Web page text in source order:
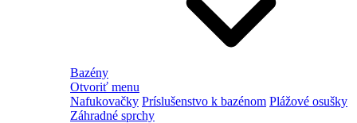
Bazény
Otvoriť menu
Nafukovačky Príslušenstvo k bazénom Plážové osušky
Záhradné sprchy